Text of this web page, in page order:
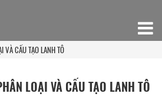
VÀ CẤU TẠO LANH TÔ
LOẠI VÀ CẤU TẠO LANH TÔ